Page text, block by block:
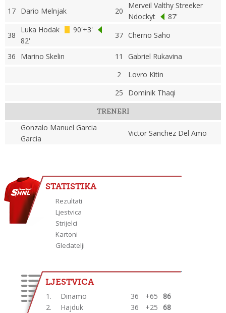
17 Dario Melnjak 20
Merveil Valthy Streeker
Ndockyt
87'
38
Luka Hodak
90'+3'
82'
37 Cherno Saho
36 Marino Skelin 11
Gabriel Rukavina
2
Lovro Kitin
25
Dominik Thaqi
TRENERI
Gonzalo Manuel Garcia
Garcia
Victor Sanchez Del Amo
STATISTIKA
Rezultati
Ljestvica
Strijelci
Kartoni
Gledatelji
LJESTVICA
1. Dinamo 36 +65
86
2.
Hajduk 36 +25
68